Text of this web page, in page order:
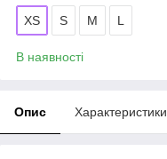
XS S M L
В наявності
Опис Характеристики